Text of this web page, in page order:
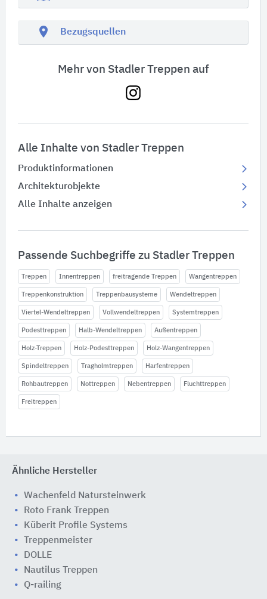
location_on Bezugsquellen
Mehr von Stadler Treppen auf
Alle Inhalte von Stadler Treppen
Produktinformationen
Architekturobjekte
Alle Inhalte anzeigen
Passende Suchbegriffe zu Stadler Treppen
Treppen Innentreppen freitragende Treppen Wangentreppen
Treppenkonstruktion Treppenbausysteme Wendeltreppen
Viertel-Wendeltreppen Vollwendeltreppen Systemtreppen
Podesttreppen Halb-Wendeltreppen Außentreppen
Holz-Treppen Holz-Podesttreppen Holz-Wangentreppen
Spindeltreppen Tragholmtreppen Harfentreppen
Rohbautreppen Nottreppen Nebentreppen Fluchttreppen
Freitreppen
Ähnliche Hersteller
Wachenfeld Natursteinwerk
Roto Frank Treppen
Küberit Profile Systems
Treppenmeister
DOLLE
Nautilus Treppen
Q-railing